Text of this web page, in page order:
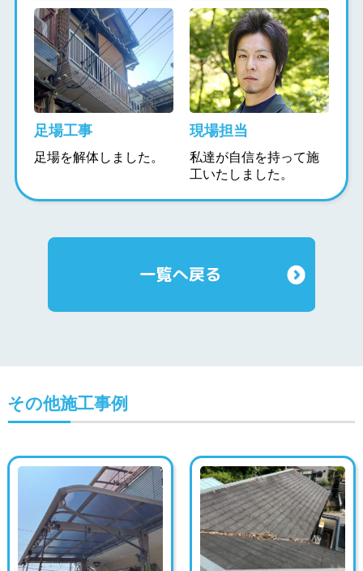
足場工事
足場を解体しました。
現場担当
私達が自信を持って施
工いたしました。
その他施工事例